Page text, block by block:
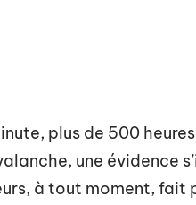
plus de 500
une évidence
à tout moment,